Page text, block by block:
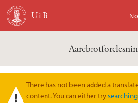
Skip to main content
Warning message
There has not been added a
content. You can either trysearching